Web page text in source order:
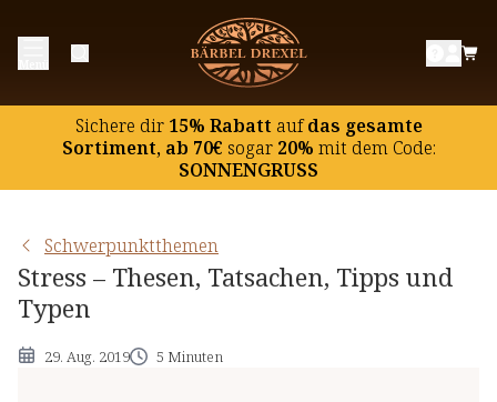
Sichere dir15% Rabatt aufdas gesamte
Sortiment, ab 70€ sogar20% mit dem Code:
SONNENGRUSS
Schwerpunktthemen
Stress – Thesen, Tatsachen, Tipps und
Typen
29. Aug. 2019 5 Minuten
Was ist Stress eigentlich?
Was hilft gegen Stress?
Welcher Stress-Typ sind Sie?
Stress im Büro: „Aussitzen“ funktioniert meist nicht